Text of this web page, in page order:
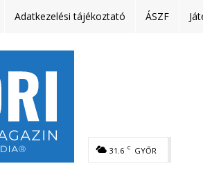
Adatkezelési tájékoztató ÁSZF
31.6 C GYŐR